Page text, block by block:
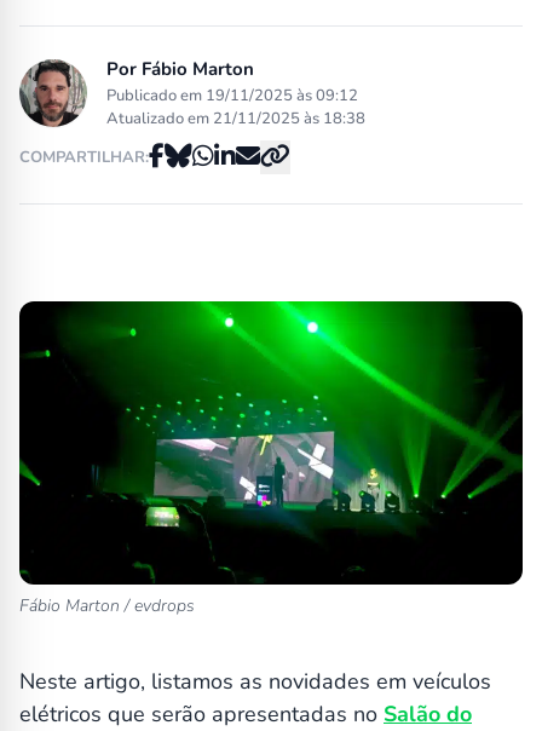
Por Fábio Marton
Publicado em 19/11/2025 às 09:12
Atualizado em 21/11/2025 às 18:38
COMPARTILHAR:
Fábio Marton / evdrops
Neste artigo, listamos as novidades em veículos
elétricos que serão apresentadas no Salão do